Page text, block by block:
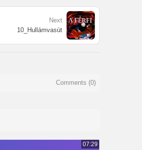
Next
10_Hullámvasút
Comments (0)
07:29